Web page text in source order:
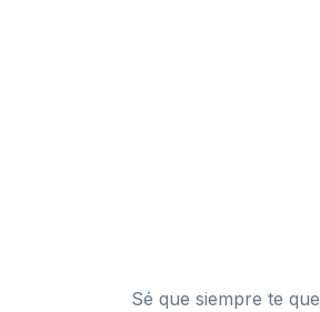
Sé que siempre te